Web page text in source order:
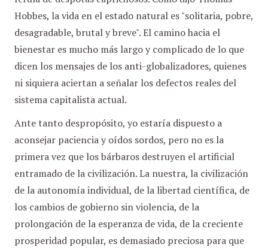
Hobbes, la vida en el estado natural es "solitaria, pobre,
desagradable, brutal y breve". El camino hacia el
bienestar es mucho más largo y complicado de lo que
dicen los mensajes de los anti-globalizadores, quienes
ni siquiera aciertan a señalar los defectos reales del
sistema capitalista actual.
Ante tanto despropósito, yo estaría dispuesto a
aconsejar paciencia y oídos sordos, pero no es la
primera vez que los bárbaros destruyen el artificial
entramado de la civilización. La nuestra, la civilización
de la autonomía individual, de la libertad científica, de
los cambios de gobierno sin violencia, de la
prolongación de la esperanza de vida, de la creciente
prosperidad popular, es demasiado preciosa para que